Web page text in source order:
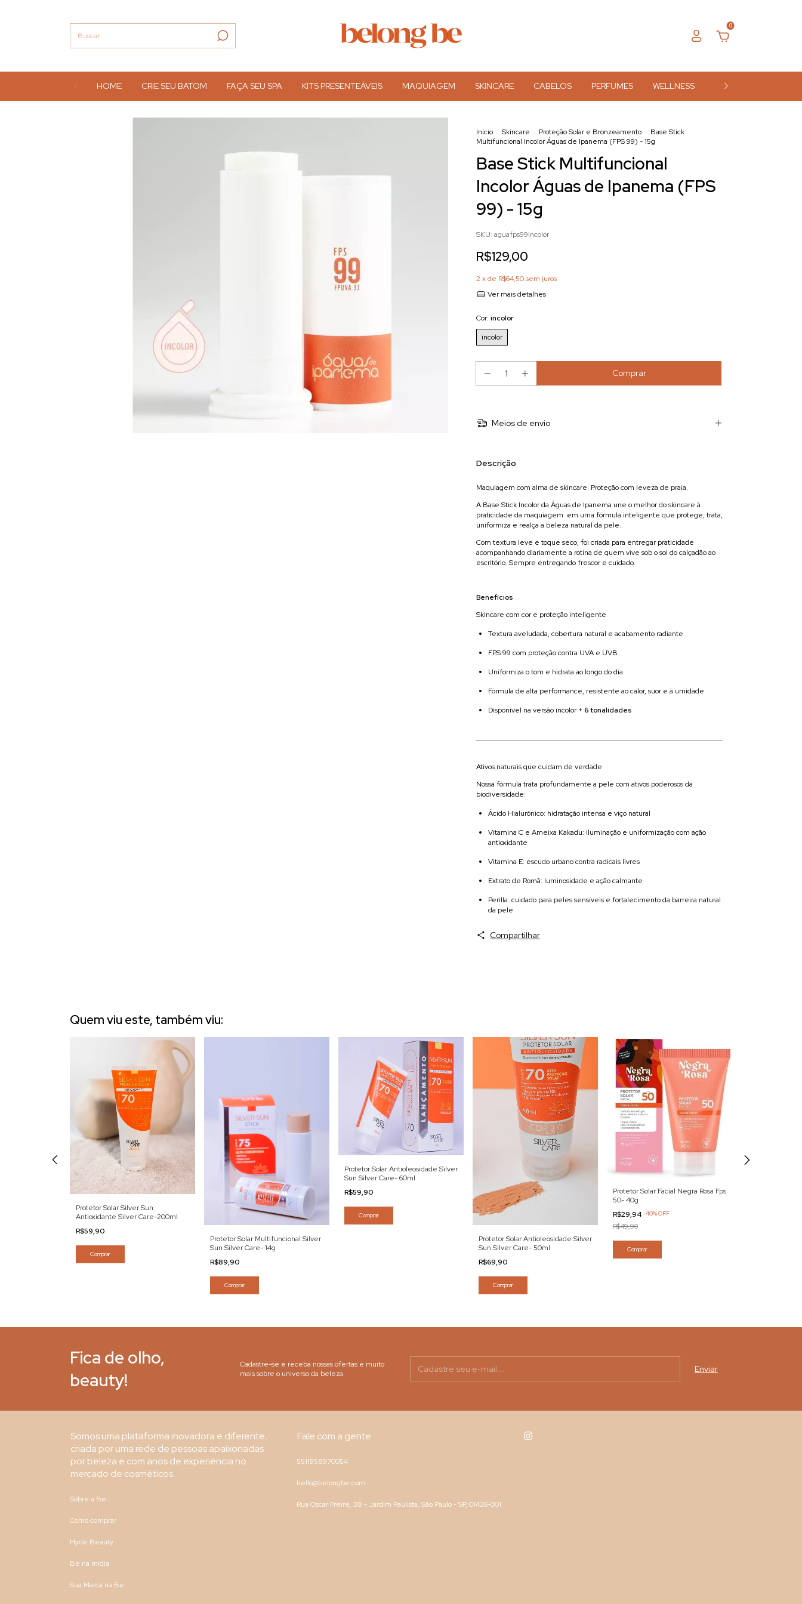
0
HOME CRIE SEU BATOM FAÇA SEU SPA KITS PRESENTEÁVEIS MAQUIAGEM SKINCARE CABELOS PERFUMES WELLNESS ACESSÓRIOS
Início . Skincare . Proteção Solar e Bronzeamento . Base Stick
Multifuncional Incolor Águas de Ipanema (FPS 99) - 15g
Base Stick Multifuncional
Incolor Águas de Ipanema (FPS
99) - 15g
SKU: aguafps99incolor
R$129,00
2 x de R$64,50sem juros
Ver mais detalhes
Cor: incolor
incolor
Meios de envio
Descrição
Maquiagem com alma de skincare. Proteção com leveza de praia.
A Base Stick Incolor da Águas de Ipanema une o melhor do skincare à
praticidade da maquiagem em uma fórmula inteligente que protege, trata,
uniformiza e realça a beleza natural da pele.
Com textura leve e toque seco, foi criada para entregar praticidade
acompanhando diariamente a rotina de quem vive sob o sol do calçadão ao
escritório. Sempre entregando frescor e cuidado.
Benefícios
Skincare com cor e proteção inteligente
Textura aveludada, cobertura natural e acabamento radiante
FPS 99 com proteção contra UVA e UVB
Uniformiza o tom e hidrata ao longo do dia
Fórmula de alta performance, resistente ao calor, suor e à umidade
Disponível na versão incolor + 6 tonalidades
Ativos naturais que cuidam de verdade
Nossa fórmula trata profundamente a pele com ativos poderosos da
biodiversidade:
Ácido Hialurônico: hidratação intensa e viço natural
Vitamina C e Ameixa Kakadu: iluminação e uniformização com ação
antioxidante
Vitamina E: escudo urbano contra radicais livres
Extrato de Romã: luminosidade e ação calmante
Perilla: cuidado para peles sensíveis e fortalecimento da barreira natural
da pele
Compartilhar
Quem viu este, também viu:
Protetor Solar Silver Sun
Antioxidante Silver Care-200ml
R$59,90
Comprar
Protetor Solar Multifuncional Silver
Sun Silver Care- 14g
R$89,90
Comprar
Protetor Solar Antioleosidade Silver
Sun Silver Care- 60ml
R$59,90
Comprar
Protetor Solar Antioleosidade Silver
Sun Silver Care- 50ml
R$69,90
Comprar
Protetor Solar Facial Negra Rosa Fps
50- 40g
R$29,94 -40%OFF
R$49,90
Comprar
Fica de olho,
beauty!
Cadastre-se e receba nossas ofertas e muito
mais sobre o universo da beleza
Somos uma plataforma inovadora e diferente,
criada por uma rede de pessoas apaixonadas
por beleza e com anos de experiência no
mercado de cosméticos.
Sobre a Be
Como comprar
Hyde Beauty
Be na mídia
Sua Marca na Be
Fale com a gente
5511958970054
hello@belongbe.com
Rua Oscar Freire, 38 - Jardim Paulista, São Paulo - SP, 01426-001